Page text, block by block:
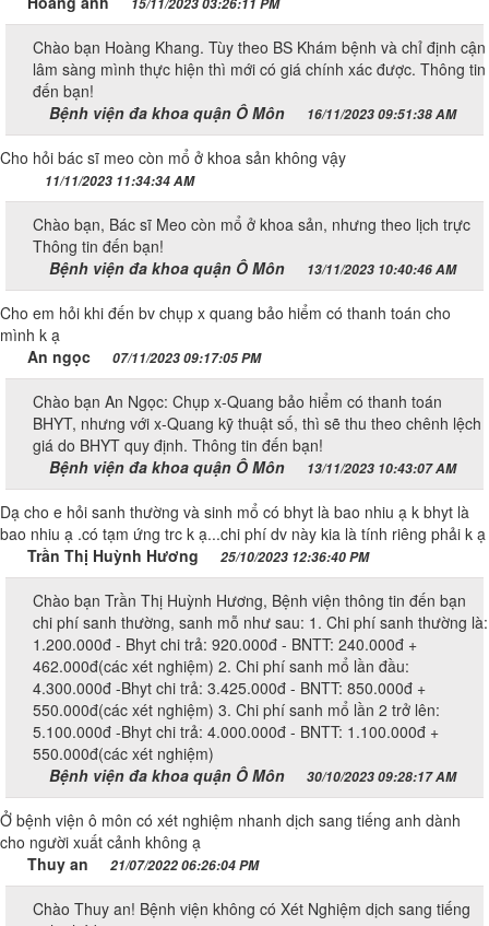
15/11/2023 03:26:11 PM
Chào bạn Hoàng Khang. Tùy theo BS Khám bệnh và chỉ định cận
lâm sàng mình thực hiện thì mới có giá chính xác được. Thông tin
đến bạn!
Bệnh viện đa khoa quận Ô Môn
16/11/2023 09:51:38 AM
Cho hỏi bác sĩ meo còn mổ ở khoa sản không vậy
11/11/2023 11:34:34 AM
Chào bạn, Bác sĩ Meo còn mổ ở khoa sản, nhưng theo lịch trực
Thông tin đến bạn!
Bệnh viện đa khoa quận Ô Môn
13/11/2023 10:40:46 AM
Cho em hỏi khi đến bv chụp x quang bảo hiểm có thanh toán cho
mình k ạ
An ngọc 07/11/2023 09:17:05 PM
Chào bạn An Ngọc: Chụp x-Quang bảo hiểm có thanh toán
BHYT, nhưng với x-Quang kỹ thuật số, thì sẽ thu theo chênh lệch
giá do BHYT quy định. Thông tin đến bạn!
Bệnh viện đa khoa quận Ô Môn
13/11/2023 10:43:07 AM
Dạ cho e hỏi sanh thường và sinh mổ có bhyt là bao nhiu ạ k bhyt là
bao nhiu ạ .có tạm ứng trc k ạ...chi phí dv này kia là tính riêng phải k ạ
Trần Thị Huỳnh Hương 25/10/2023 12:36:40 PM
Chào bạn Trần Thị Huỳnh Hương, Bệnh viện thông tin đến bạn
chi phí sanh thường, sanh mỗ như sau: 1. Chi phí sanh thường là:
1.200.000đ - Bhyt chi trả: 920.000đ - BNTT: 240.000đ +
462.000đ(các xét nghiệm) 2. Chi phí sanh mổ lần đầu:
4.300.000đ -Bhyt chi trả: 3.425.000đ - BNTT: 850.000đ +
550.000đ(các xét nghiệm) 3. Chi phí sanh mổ lần 2 trở lên:
5.100.000đ -Bhyt chi trả: 4.000.000đ - BNTT: 1.100.000đ +
550.000đ(các xét nghiệm)
Bệnh viện đa khoa quận Ô Môn
30/10/2023 09:28:17 AM
Ở bệnh viện ô môn có xét nghiệm nhanh dịch sang tiếng anh dành
cho người xuất cảnh không ạ
Thuy an 21/07/2022 06:26:04 PM
Chào Thuy an! Bệnh viện không có Xét Nghiệm dịch sang tiếng